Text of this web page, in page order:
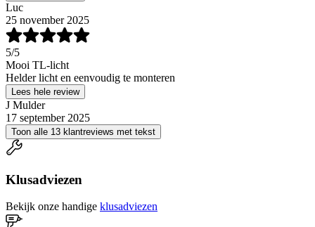
Luc
25 november 2025
5/5
Mooi TL-licht
Helder licht en eenvoudig te monteren
Lees hele review
J Mulder
17 september 2025
Toon alle 13 klantreviews met tekst
Klusadviezen
Bekijk onze handige klusadviezen